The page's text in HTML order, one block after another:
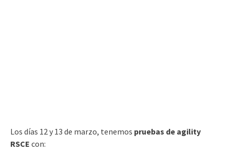
Los días 12 y 13 de marzo, tenemos pruebas de agility
RSCE con: